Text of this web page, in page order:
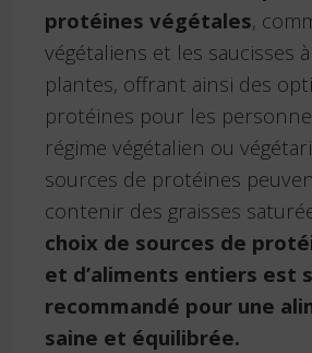
protéines végétales,
végétaliens et les saucisses
plantes, offrant ainsi des
protéines pour les
régime végétalien ou
sources de protéines
contenir des graisses
choix de sources de
et d’aliments entiers est
recommandé pour une
saine et équilibrée.